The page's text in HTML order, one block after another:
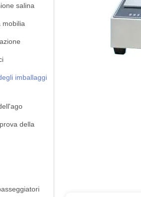
salina
mobilia
imballaggi
della